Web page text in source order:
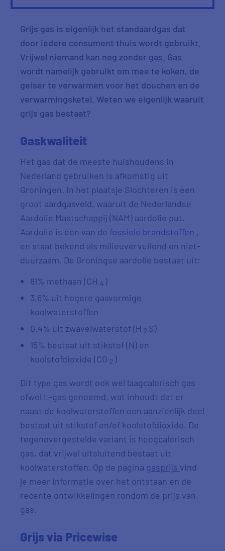
Grijs gas is eigenlijk het standaardgas dat
door iedere consument thuis wordt gebruikt.
Vrijwel niemand kan nog zonder gas . Gas
wordt namelijk gebruikt om mee te koken, de
geiser te verwarmen voor het douchen en de
verwarmingsketel. Weten we eigenlijk waaruit
grijs gas bestaat?
Gaskwaliteit
Het gas dat de meeste huishoudens in
Nederland gebruiken is afkomstig uit
Groningen. In het plaatsje Slochteren is een
groot aardgasveld, waaruit de Nederlandse
Aardolie Maatschappij (NAM) aardolie put.
Aardolie is één van de fossiele brandstoffen ,
en staat bekend als milieuvervuilend en niet-
duurzaam. De Groningse aardolie bestaat uit:
81% methaan (CH 4 )
3,6% uit hogere gasvormige
koolwaterstoffen
0.4% uit zwavelwaterstof (H 2 S)
15% bestaat uit stikstof (N) en
koolstofdioxide (CO 2 )
Dit type gas wordt ook wel laagcalorisch gas
ofwel L-gas genoemd, wat inhoudt dat er
naast de koolwaterstoffen een aanzienlijk deel
bestaat uit stikstof en/of koolstofdioxide. De
tegenovergestelde variant is hoogcalorisch
gas, dat vrijwel uitsluitend bestaat uit
koolwaterstoffen. Op de pagina gasprijs vind
je meer informatie over het ontstaan en de
recente ontwikkelingen rondom de prijs van
gas.
Grijs via Pricewise